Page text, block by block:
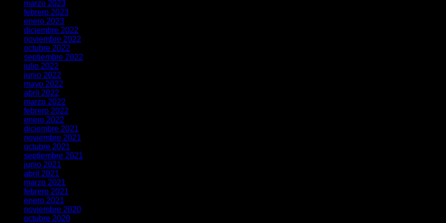
marzo 2023
febrero 2023
enero 2023
diciembre 2022
noviembre 2022
octubre 2022
septiembre 2022
julio 2022
junio 2022
mayo 2022
abril 2022
marzo 2022
febrero 2022
enero 2022
diciembre 2021
noviembre 2021
octubre 2021
septiembre 2021
junio 2021
abril 2021
marzo 2021
febrero 2021
enero 2021
noviembre 2020
octubre 2020